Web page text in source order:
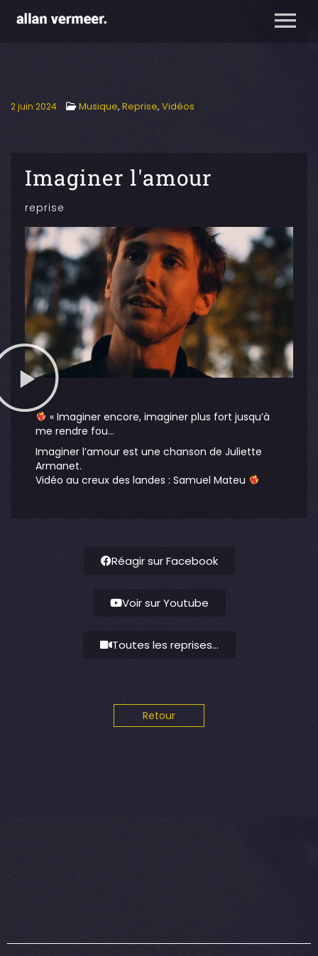
2 juin 2024 Musique, Reprise, Vidéos
Imaginer l'amour
reprise
« Imaginer encore, imaginer plus fort jusqu’à
me rendre fou…
Imaginer l’amour est une chanson de Juliette
Armanet.
Vidéo au creux des landes : Samuel Mateu
Réagir sur Facebook
Voir sur Youtube
Toutes les reprises...
Retour